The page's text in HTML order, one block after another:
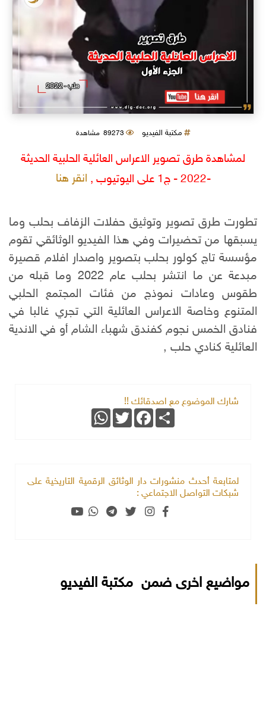
مكتبة الفيديو 89273 مشاهدة
لمشاهدة طرق تصوير الاعراس العائلية الحلبية الحديثة
انقر هنا
تطورت طرق تصوير وتوثيق حفلات الزفاف بحلب وما
يسبقها من تحضيرات وفي هذا الفيديو الوثائقي تقوم
مؤسسة تاج كولور بحلب بتصوير واصدار افلام قصيرة
مبدعة عن ما انتشر بحلب عام 2022 وما قبله من
طقوس وعادات نموذج من فئات المجتمع الحلبي
المتنوع وخاصة الاعراس العائلية التي تجري غالبا في
فنادق الخمس نجوم كفندق شهباء الشام أو في الاندية
العائلية كنادي حلب ,
شارك الموضوع مع اصدقائك !!
Share
Facebook
Twitter
WhatsApp
لمتابعة أحدث منشورات دار الوثائق الرقمية التاريخية على
شبكات التواصل الاجتماعي :
مواضيع اخرى ضمن مكتبة الفيديو